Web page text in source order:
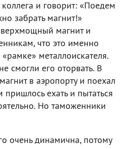
и говорит: «Поедем
забрать магнит!»
магнит и
что это именно
металлоискателя.
смогли его оторвать. В
в аэропорту и поехал
ехать и пытаться
Но таможенники
очень динамична, потому